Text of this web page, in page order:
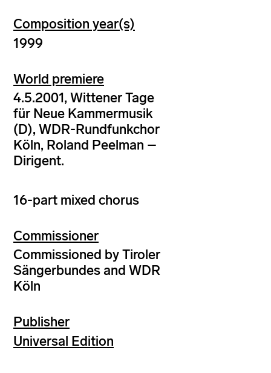
Composition year(s)
1999
World premiere
4.5.2001, Wittener Tage
für Neue Kammermusik
(D), WDR-Rundfunkchor
Köln, Roland Peelman –
Dirigent.
16-part mixed chorus
Commissioner
Commissioned by Tiroler
Sängerbundes and WDR
Köln
Publisher
Universal Edition